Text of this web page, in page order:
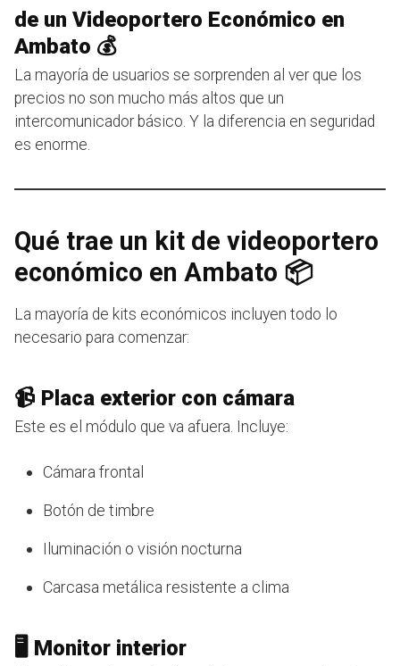
de un Videoportero Económico en
Ambato 💰
La mayoría de usuarios se sorprenden al ver que los
precios no son mucho más altos que un
intercomunicador básico. Y la diferencia en seguridad
es enorme.
Qué trae un kit de videoportero
económico en Ambato 📦
La mayoría de kits económicos incluyen todo lo
necesario para comenzar:
📹 Placa exterior con cámara
Este es el módulo que va afuera. Incluye:
Cámara frontal
Botón de timbre
Iluminación o visión nocturna
Carcasa metálica resistente a clima
🖥️ Monitor interior